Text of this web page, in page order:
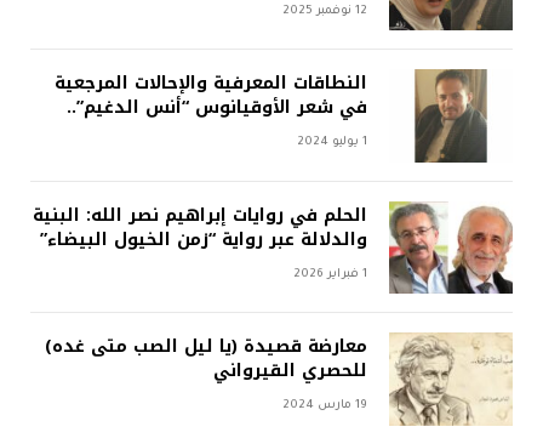
12 نوفمبر 2025
النطاقات المعرفية والإحالات المرجعية
في شعر الأوقيانوس “أنس الدغيم”..
1 يوليو 2024
الحلم في روايات إبراهيم نصر الله: البنية
والدلالة عبر رواية “زمن الخيول البيضاء”
1 فبراير 2026
معارضة قصيدة (يا ليل الصب متى غده)
للحصري القيرواني
19 مارس 2024